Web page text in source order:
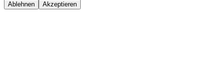
Ablehnen Akzeptieren